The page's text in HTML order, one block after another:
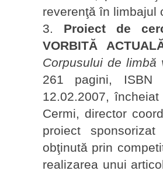
reverenţă în limbajul
Proiect de
VORBITĂ
Corpusului de limbă
261 pagini, ISBN
12.02.2007,
Cermi, director
proiect
obţinută prin
realizarea unui